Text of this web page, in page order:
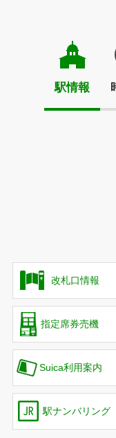
駅情報
改札口情報
指定席券売機
Suica利用案内
駅ナンバリング